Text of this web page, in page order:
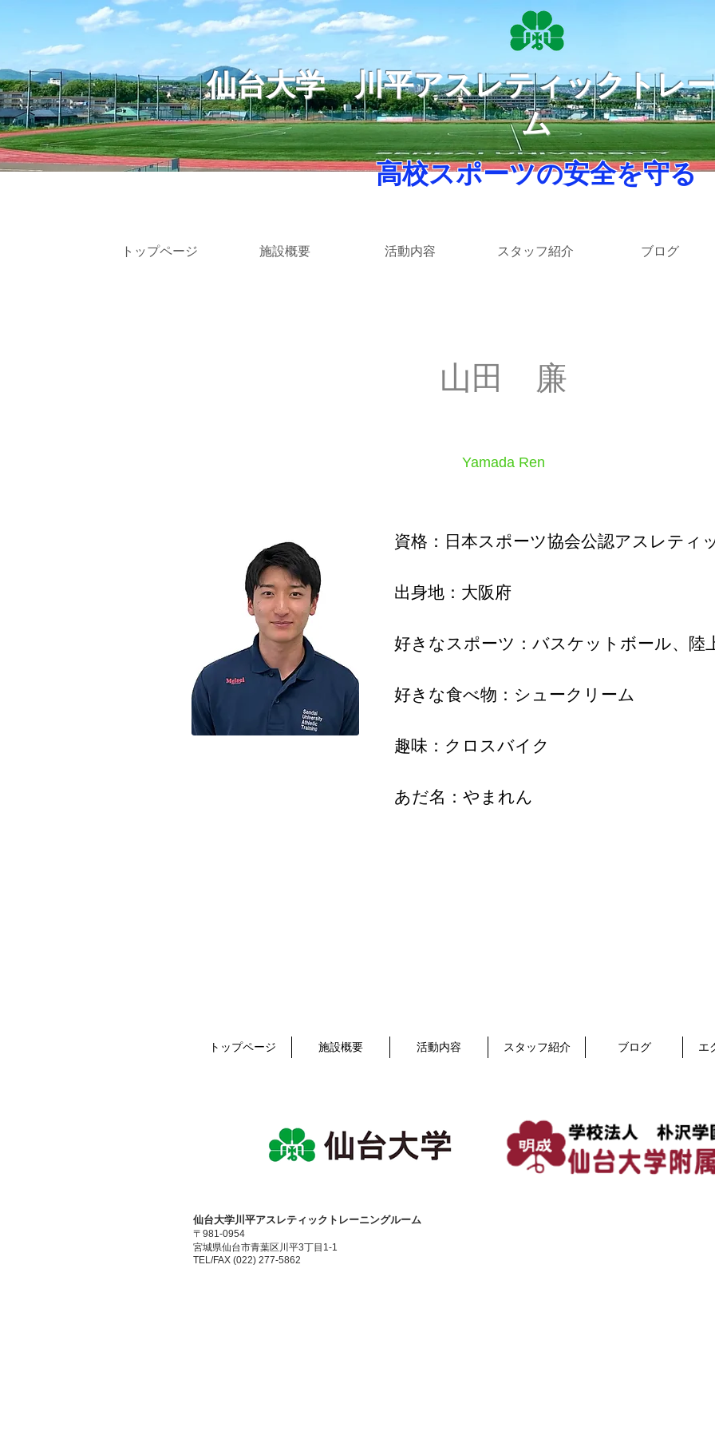
仙台大学川平アスレティックトレ
ム
​ 高校スポーツの安全を守る ​
トップページ 施設概要 活動内容 スタッフ紹介 ブログ
山田 廉
Yamada Ren
資格：日本スポーツ協会公認アスレティ
出身地：大阪府
好きなスポーツ：バスケットボール、陸
好きな食べ物：シュークリーム
趣味：クロスバイク
​あだ名：やまれん
トップページ 施設概要 活動内容 スタッフ紹介 ブログ エ
​仙台大学川平アスレティックトレーニングルーム
〒981-0954
宮城県仙台市青葉区川平3丁目1-1
TEL/FAX (022) 277-5862